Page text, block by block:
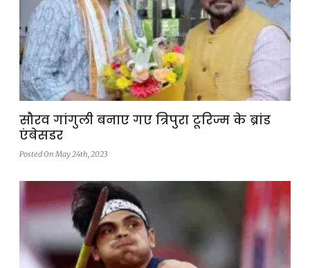
सौरव गांगुली बनाए गए त्रिपुरा टूरिज्म के ब्रांड
एंबेसडर
Posted On May 24th, 2023